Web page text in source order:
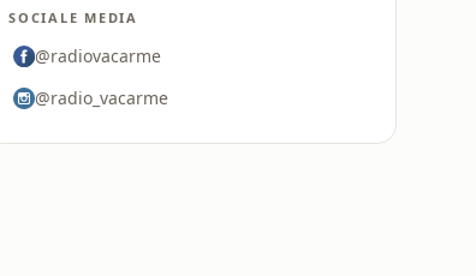
SOCIALE MEDIA
@radiovacarme
@radio_vacarme